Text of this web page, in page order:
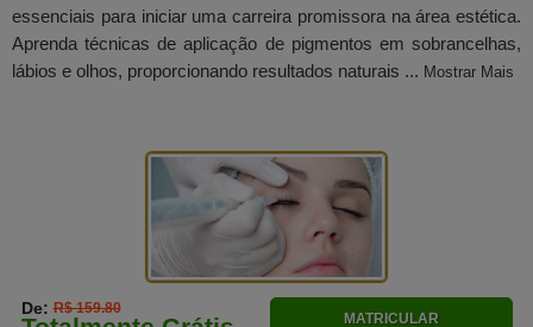
essenciais para iniciar uma carreira promissora na área estética.
Aprenda técnicas de aplicação de pigmentos em sobrancelhas,
lábios e olhos, proporcionando resultados naturais ... Mostrar Mais
De:R$ 159.80
MATRICULAR